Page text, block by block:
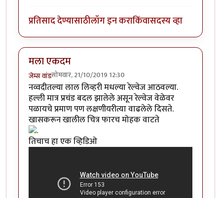
प्रतिसाद देण्यासाठीलॉग इन कराकिंवासदस्य व्हा
मला एकदम
जेम्स वांडसोमवार, 21/10/2019 12:30
नव्वदीतल्या लाल लिव्हरी मधल्या रेल्वेज आठवल्या.
हल्ली मात्र प्रचंड बदल झालेले असून रेल्वेज वेळेवर
पळायचे प्रमाण पण लक्षणीयरीत्या वाढलेले दिसते.
खासकरून खालील चित्र फारच मोहक वाटते
तिचाच हा एक व्हिडिओ